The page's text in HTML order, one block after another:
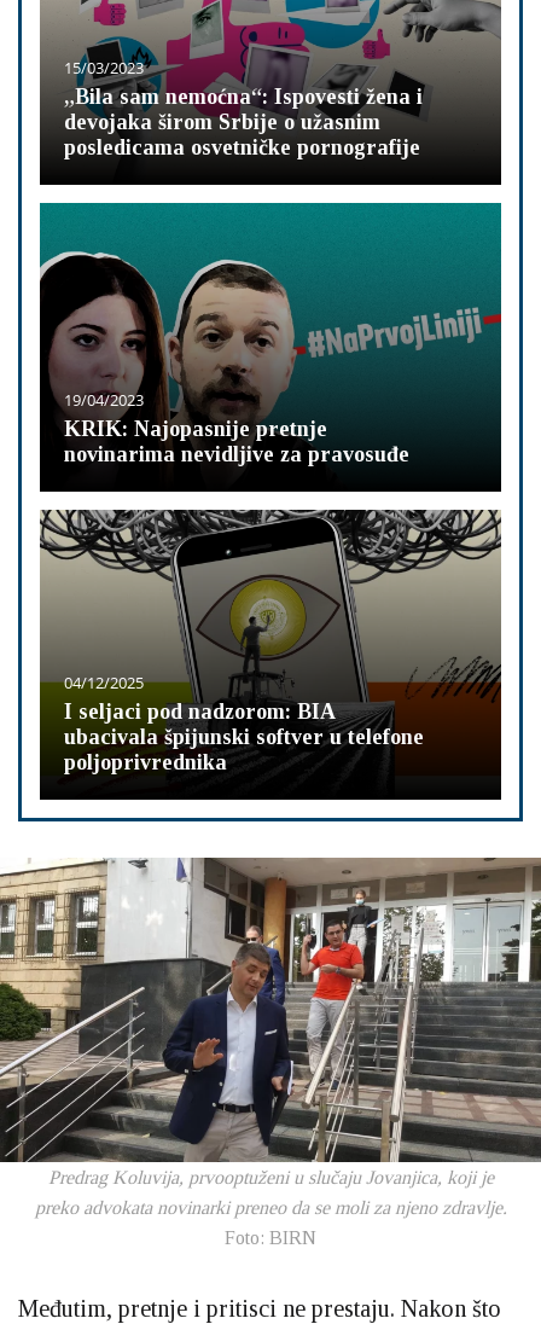
15/03/2023
„Bila sam nemoćna“: Ispovesti žena i
devojaka širom Srbije o užasnim
posledicama osvetničke pornografije
19/04/2023
KRIK: Najopasnije pretnje
novinarima nevidljive za pravosuđe
04/12/2025
I seljaci pod nadzorom: BIA
ubacivala špijunski softver u telefone
poljoprivrednika
Predrag Koluvija, prvooptuženi u slučaju Jovanjica, koji je
preko advokata novinarki preneo da se moli za njeno zdravlje.
Foto: BIRN
Međutim, pretnje i pritisci ne prestaju. Nakon što